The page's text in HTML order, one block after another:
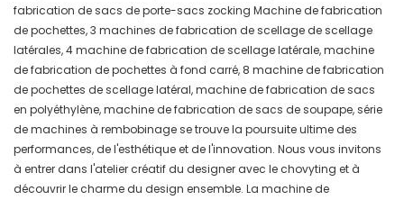
fabrication de sacs de porte-sacs zocking Machine de fabrication
de pochettes, 3 machines de fabrication de scellage de scellage
latérales, 4 machine de fabrication de scellage latérale, machine
de fabrication de pochettes à fond carré, 8 machine de fabrication
de pochettes de scellage latéral, machine de fabrication de sacs
en polyéthylène, machine de fabrication de sacs de soupape, série
de machines à rembobinage se trouve la poursuite ultime des
performances, de l'esthétique et de l'innovation. Nous vous invitons
à entrer dans l'atelier créatif du designer avec le chovyting et à
découvrir le charme du design ensemble. La machine de